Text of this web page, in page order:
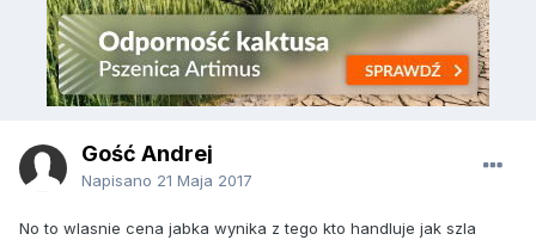
Gość Andrej
Napisano 21 Maja 2017
No to wlasnie cena jabka wynika z tego kto handluje jak szla